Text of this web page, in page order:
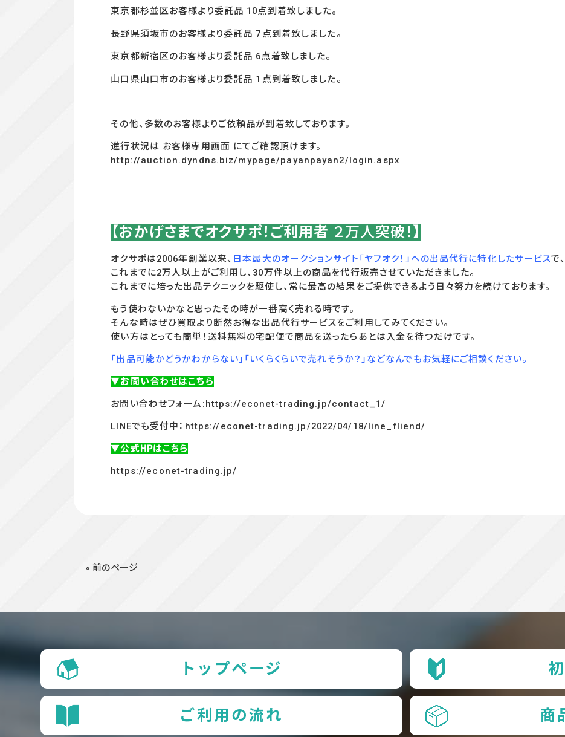
東京都杉並区お客様より委託品 10点到着致しました。
長野県須坂市のお客様より委託品 7点到着致しました。
東京都新宿区のお客様より委託品 6点着致しました。
山口県山口市のお客様より委託品 1点到着致しました。
その他、多数のお客様よりご依頼品が到着致しております。
進行状況は お客様専用画面 にてご確認頂けます。
http://auction.dyndns.biz/mypage/payanpayan2/login.aspx
【おかげさまでオクサポ！ご利用者 ２万人突破 ！】
オクサポは2006年創業以来、 日本最大のオークションサイト「ヤフオク！」への出品代行に特化したサービスで、
これまでに2万人以上がご利用し、30万件以上の商品を代行販売させていただきました。
これまでに培った出品テクニックを駆使し、常に最高の結果をご提供できるよう日々努力を続けております。
もう使わないかなと思ったその時が一番高く売れる時です。
そんな時はぜひ買取より断然お得な出品代行サービスをご利用してみてください。
使い方はとっても簡単！送料無料の宅配便で商品を送ったらあとは入金を待つだけです。
「出品可能かどうかわからない」「いくらくらいで売れそうか？」などなんでもお気軽にご相談ください。
▼お問い合わせはこちら
お問い合わせフォーム:https://econet-trading.jp/contact_1/
LINEでも受付中： https://econet-trading.jp/2022/04/18/line_fliend/
▼公式HPはこちら
https://econet-trading.jp/
« 前のページ
トップページ
ご利用の流れ 商